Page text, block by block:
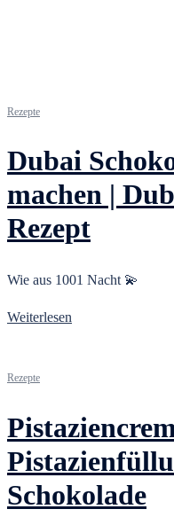
Rezepte
Dubai
machen |
Rezept
Wie aus 1001 Nacht 💫
Weiterlesen
Rezepte
Schokolade